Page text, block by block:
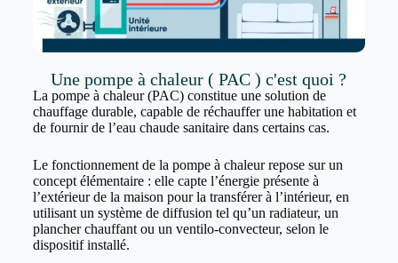
Une pompe à chaleur ( PAC ) c'est quoi ?
La pompe à chaleur (PAC) constitue une solution de
chauffage durable, capable de réchauffer une habitation et
de fournir de l’eau chaude sanitaire dans certains cas.
Le fonctionnement de la pompe à chaleur repose sur un
concept élémentaire : elle capte l’énergie présente à
l’extérieur de la maison pour la transférer à l’intérieur, en
utilisant un système de diffusion tel qu’un radiateur, un
plancher chauffant ou un ventilo-convecteur, selon le
dispositif installé.